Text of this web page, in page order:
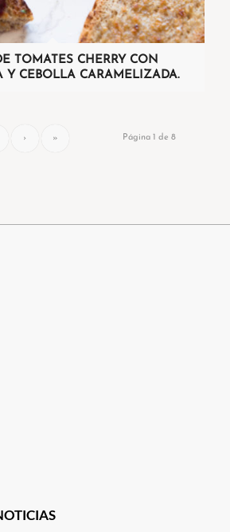
TOMATES CHERRY CON
Y CEBOLLA CARAMELIZADA.
Página 1 de 8
› »